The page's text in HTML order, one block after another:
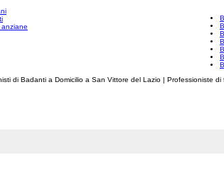
di Badanti a Domicilio a San Vittore del Lazio | Professioniste